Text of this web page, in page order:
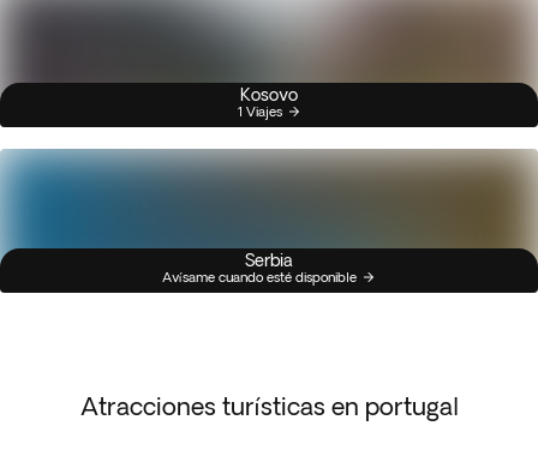
Kosovo
1 Viajes
Serbia
Avísame cuando esté disponible
Atracciones turísticas en portugal